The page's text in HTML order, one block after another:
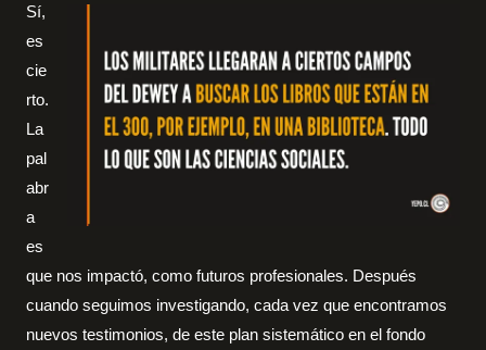
Sí,
es
cie
rto.
La
pal
abr
a
es
que nos impactó, como futuros profesionales. Después
cuando seguimos investigando, cada vez que encontramos
nuevos testimonios, de este plan sistemático en el fondo